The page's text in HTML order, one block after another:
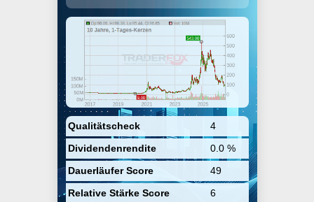
Qualitätscheck
4
Dividendenrendite
0.0 %
Dauerläufer Score
49
Relative Stärke Score
6
designs, develops, markets, and
sells software platforms through
licensing arrangements and
cloud-based subscriptions and
related services. Its product
packages include Hyper. The
company was founded by Michael
J. Saylor and Sanjeev K. Bansal
on November 17, 1989, and is
headquartered in Vienna, VA.